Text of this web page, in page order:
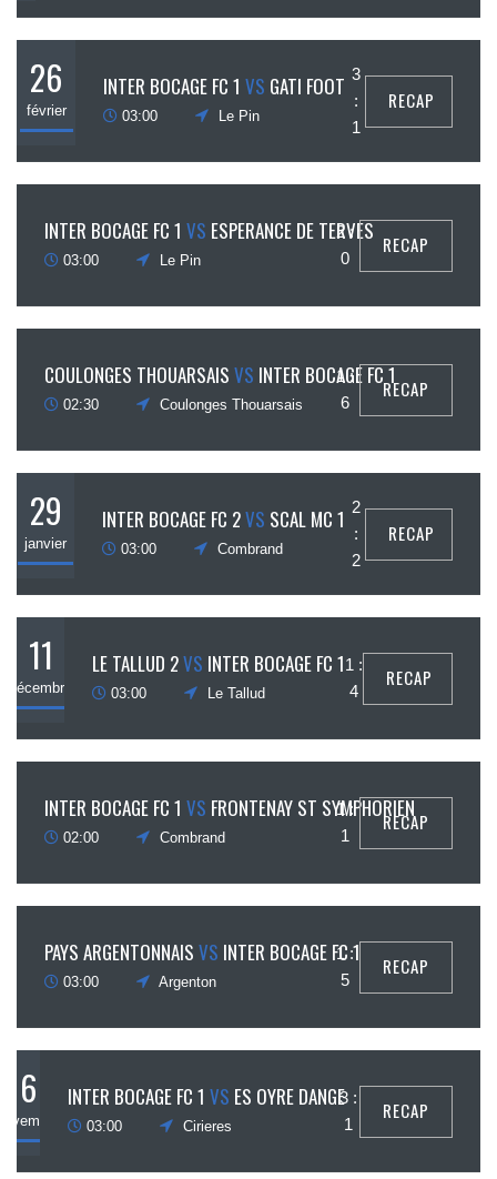
26
février
INTER BOCAGE FC 1 VS GATI FOOT
03:00 Le Pin
3
:
1
RECAP
INTER BOCAGE FC 1 VS ESPERANCE DE TERVES
03:00 Le Pin
2 :
0
RECAP
COULONGES THOUARSAIS VS INTER BOCAGE FC 1
02:30 Coulonges Thouarsais
1 :
6
RECAP
29
janvier
INTER BOCAGE FC 2VS SCAL MC 1
03:00 Combrand
2
:
2
RECAP
11
décembre
LE TALLUD 2VS INTER BOCAGE FC 1
03:00 Le Tallud
1 :
4
RECAP
INTER BOCAGE FC 1 VS FRONTENAY ST SYMPHORIEN
02:00 Combrand
1 :
1
RECAP
PAYS ARGENTONNAIS VS INTER BOCAGE FC 1
03:00 Argenton
1 :
5
RECAP
6 INTER BOCAGE FC 1 VS ES OYRE DANGE
03:00 Cirieres
3 :
1
RECAP